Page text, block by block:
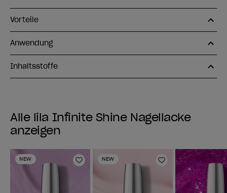
Vorteile
Anwendung
Inhaltsstoffe
Alle lila Infinite Shine Nagellacke
anzeigen
NEW
Zur Wunschliste hinzufügen
NEW
Zur